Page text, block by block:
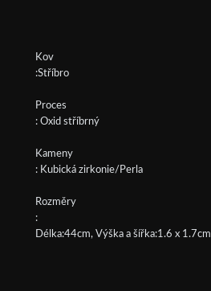
Kov
:Stříbro
Proces
: Oxid stříbrný
Kameny
: Kubická zirkonie/Perla
Rozměry
:
Délka:44cm, Výška a šířka:1.6 x 1.7cm